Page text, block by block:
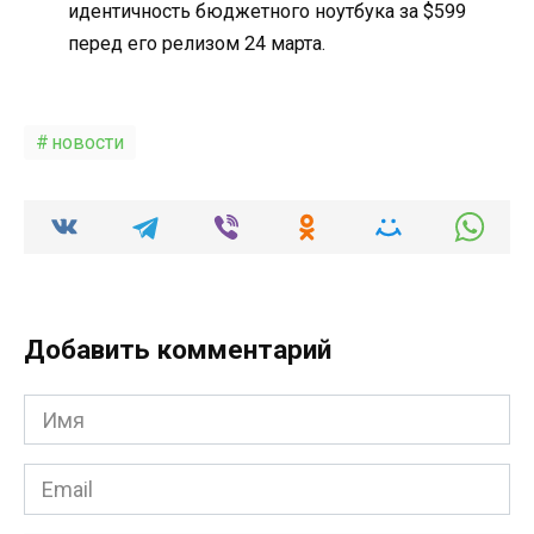
идентичность бюджетного ноутбука за $599
перед его релизом 24 марта.
новости
Добавить комментарий
Имя
*
Email
*